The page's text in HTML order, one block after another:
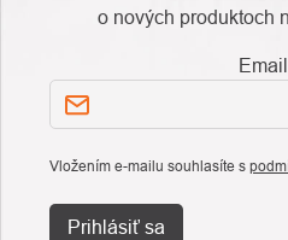
o nových produktoch
Email
Vložením e-mailu souhlasíte s
Prihlásiť sa